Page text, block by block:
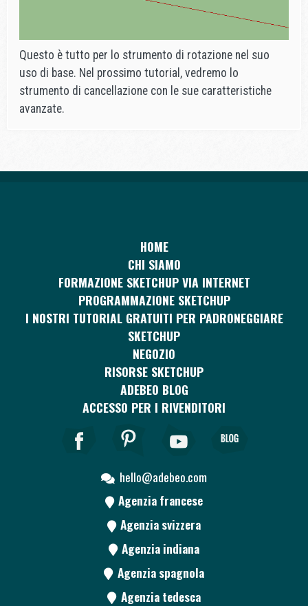
Questo è tutto per lo strumento di rotazione nel suo
uso di base. Nel prossimo tutorial, vedremo lo
strumento di cancellazione con le sue caratteristiche
avanzate.
HOME
CHI SIAMO
FORMAZIONE SKETCHUP VIA INTERNET
PROGRAMMAZIONE SKETCHUP
I NOSTRI TUTORIAL GRATUITI PER PADRONEGGIARE
SKETCHUP
NEGOZIO
RISORSE SKETCHUP
ADEBEO BLOG
ACCESSO PER I RIVENDITORI
hello@adebeo.com
Agenzia francese
Agenzia svizzera
Agenzia indiana
Agenzia spagnola
Agenzia tedesca